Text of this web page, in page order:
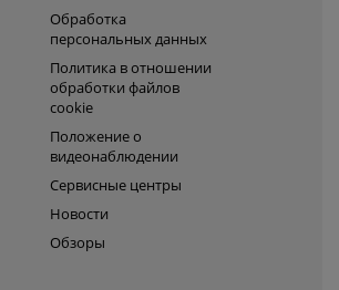
Обработка
персональных данных
Политика в отношении
обработки файлов
cookie
Положение о
видеонаблюдении
Сервисные центры
Новости
Обзоры